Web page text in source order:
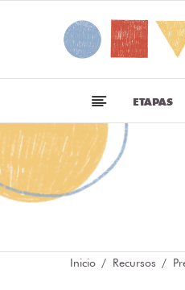
ETAPAS
Inicio Recursos